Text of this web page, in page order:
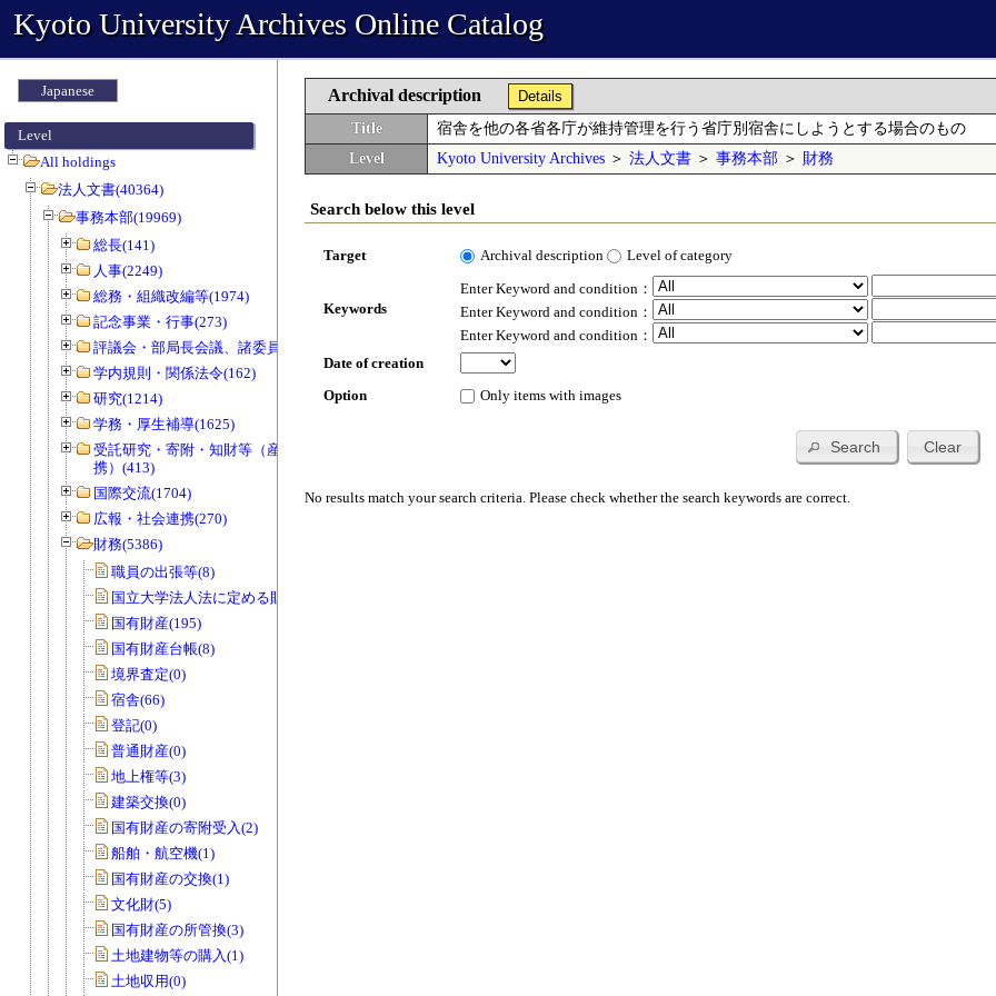
Kyoto University Archives Online Catalog
Japanese
Level
All holdings
法人文書(40364)
事務本部(19969)
総長(141)
人事(2249)
総務・組織改編等(1974)
記念事業・行事(273)
評議会・部局長会議、諸委員会等(1466)
学内規則・関係法令(162)
研究(1214)
学務・厚生補導(1625)
受託研究・寄附・知財等（産官学連
携）(413)
国際交流(1704)
広報・社会連携(270)
財務(5386)
職員の出張等(8)
国立大学法人法に定める財務諸表等(3)
国有財産(195)
国有財産台帳(8)
境界査定(0)
宿舎(66)
登記(0)
普通財産(0)
地上権等(3)
建築交換(0)
国有財産の寄附受入(2)
船舶・航空機(1)
国有財産の交換(1)
文化財(5)
国有財産の所管換(3)
土地建物等の購入(1)
土地収用(0)
Archival description
Details
Title
宿舎を他の各省各庁が維持管理を行う省庁別宿舎にしようとする場合のもの
Level
Kyoto University Archives ＞ 法人文書 ＞ 事務本部 ＞ 財務
Search below this level
Target Archival description Level of category
Keywords
Enter Keyword and condition：
Enter Keyword and condition：
Enter Keyword and condition：
Date of creation
Option
Only items with images
Search Clear
No results match your search criteria. Please check whether the search keywords are correct.